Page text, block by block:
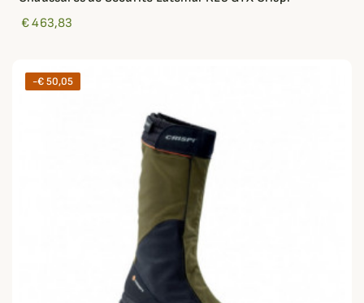
€ 463,83
-€ 50,05